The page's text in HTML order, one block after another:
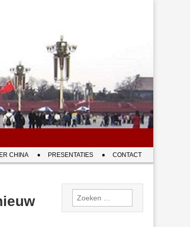
CHINA PRESENTATIES CONTACT
Zoeken
naar: